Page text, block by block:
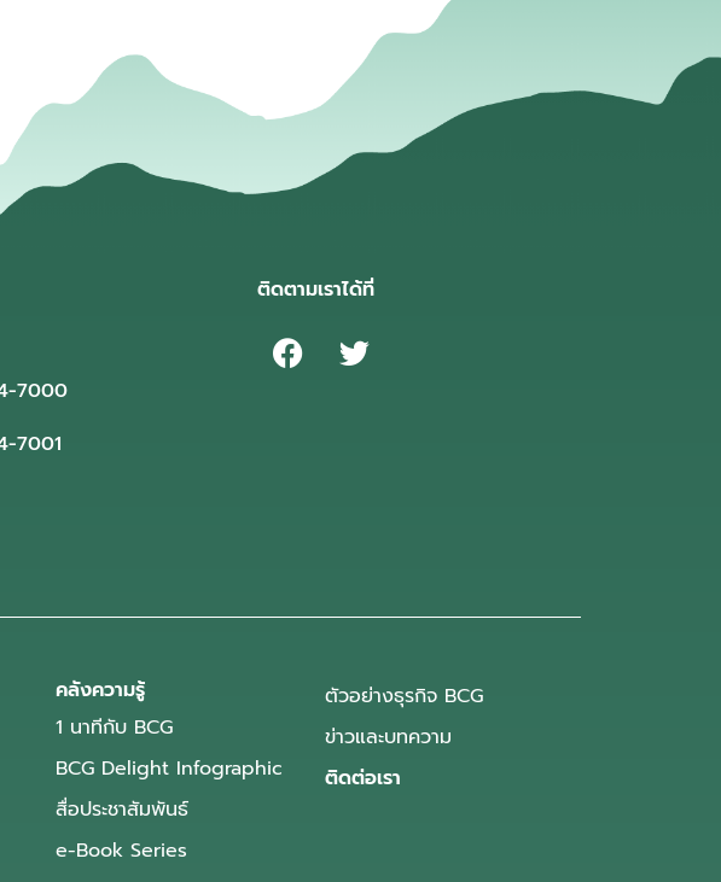
7000
7001
ติดตามเราได้ที่
คลังความรู้
1 นาทีกับ BCG
BCG Delight Infographic
สื่อประชาสัมพันธ์
e-Book Series
ตัวอย่างธุรกิจ BCG
ข่าวและบทความ
ติดต่อเรา